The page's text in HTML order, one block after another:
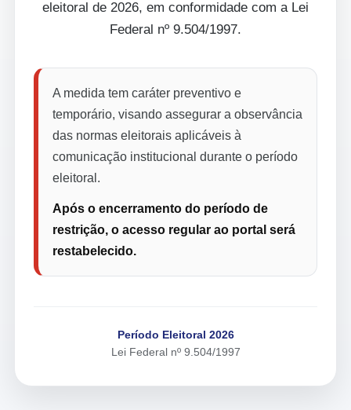
eleitoral de 2026, em conformidade com a Lei
Federal nº 9.504/1997.
A medida tem caráter preventivo e
temporário, visando assegurar a observância
das normas eleitorais aplicáveis à
comunicação institucional durante o período
eleitoral.
Após o encerramento do período de
restrição, o acesso regular ao portal será
restabelecido.
Período Eleitoral 2026
Lei Federal nº 9.504/1997